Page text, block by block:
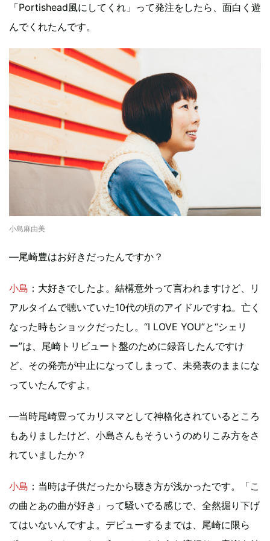
「Portishead風にしてくれ」って発注をしたら、面白く遊
んでくれたんです。
小島麻由美
―尾崎豊はお好きだったんですか？
小島 ：大好きでしたよ。結構意外って言われますけど、リ
アルタイムで聴いていた10代の頃のアイドルですね。亡く
なった時もショックだったし。“I LOVE YOU”と“シェリ
ー”は、尾崎トリビュート盤のために録音したんですけ
ど、その発売が中止になってしまって、未発表のままにな
っていたんですよ。
―当時尾崎豊ってカリスマとして神格化されているところ
もありましたけど、小島さんもそういうのめりこみ方をさ
れていましたか？
小島 ：当時は子供だったから聴き方が浅かったです。「こ
の曲とあの曲が好き」って騒いでる感じで、全然掘り下げ
てはいないんですよ。デビューするまでは、尾崎に限ら